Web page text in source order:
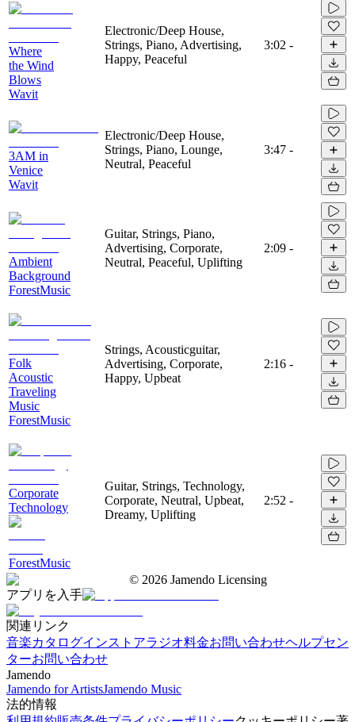
Where
the Wind
Blows
Wavit
Electronic/Deep House,
Strings, Piano, Advertising,
Happy, Peaceful
3:02 -
3AM in
Venice
Wavit
Electronic/Deep House,
Strings, Piano, Lounge,
Neutral, Peaceful
3:47 -
Ambient
Background
ForestMusic
Guitar, Strings, Piano,
Advertising, Corporate,
Neutral, Peaceful, Uplifting
2:09 -
Folk
Acoustic
Traveling
Music
ForestMusic
Strings, Acousticguitar,
Advertising, Corporate,
Happy, Upbeat
2:16 -
Corporate
Technology
ForestMusic
Guitar, Strings, Technology,
Corporate, Neutral, Upbeat,
Dreamy, Uplifting
2:52 -
© 2026 Jamendo Licensing
アプリを入手
関連リンク
音楽カタログインストアラジオ料金お問い合わせヘルプセン
ターお問い合わせ
Jamendo
Jamendo for ArtistsJamendo Music
法的情報